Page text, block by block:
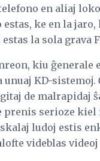
en aliaj
ke en la
la sola grava
kiu ĝenerale
KD-
de malrapidaj
serioze kiel
ludoj estis
videblas videoj